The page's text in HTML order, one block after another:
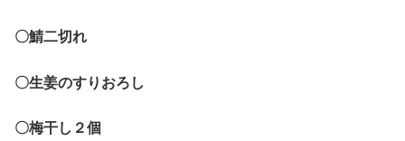
〇鯖二切れ
〇生姜のすりおろし
〇梅干し２個